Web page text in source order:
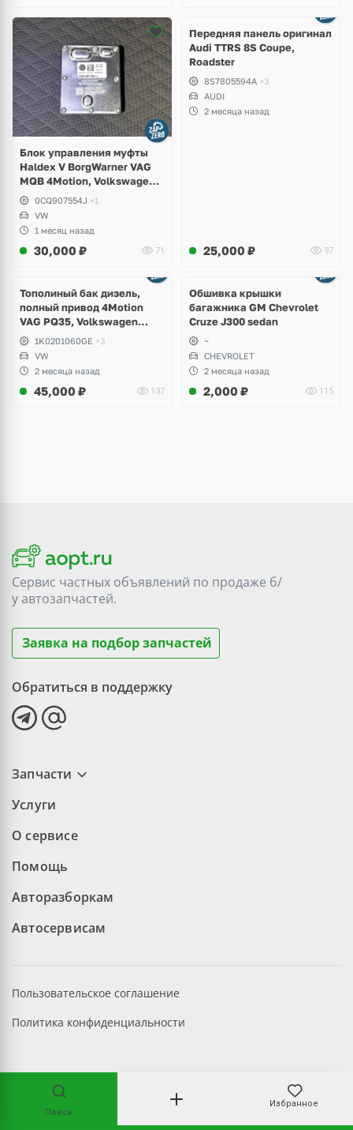
Поиск
Избранное
Блок управления муфты
Haldex V BorgWarner VAG
MQB 4Motion, Volkswagen
Tiguan
0CQ907554J +1
VW
1 месяц назад
30,000 ₽ 71
2 фото
Передняя панель оригинал
Audi TTRS 8S Coupe,
Roadster
8S7805594A +3
AUDI
2 месяца назад
25,000 ₽ 97
Тополиный бак дизель,
полный привод 4Motion
VAG PQ35, Volkswagen
Scirocco, Golf V, VI, Skoda
Yeti, Octavia A5, Superb,
Audi A3, Seat Altea
1K0201060GE +3
VW
2 месяца назад
45,000 ₽ 137
Обшивка крышки
багажника GM Chevrolet
Cruze J300 sedan
~
CHEVROLET
2 месяца назад
2,000 ₽ 115
Сервис частных объявлений по продаже б/
уавтозапчастей.
Заявка на подбор запчастей
Обратиться в поддержку
Запчасти
Услуги
О сервисе
Помощь
Авторазборкам
Автосервисам
©2026 aopt.ru — Все права защищены
Пользовательское соглашение
Политика конфиденциальности